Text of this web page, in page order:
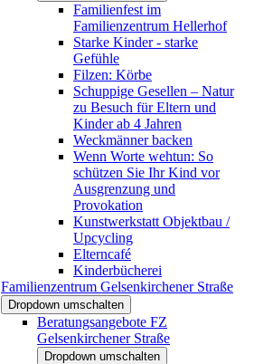
Familienfest im
Familienzentrum Hellerhof
Starke Kinder - starke
Gefühle
Filzen: Körbe
Schuppige Gesellen – Natur
zu Besuch für Eltern und
Kinder ab 4 Jahren
Weckmänner backen
Wenn Worte wehtun: So
schützen Sie Ihr Kind vor
Ausgrenzung und
Provokation
Kunstwerkstatt Objektbau /
Upcycling
Elterncafé
Kinderbücherei
Familienzentrum Gelsenkirchener Straße
Dropdown umschalten
Beratungsangebote FZ
Gelsenkirchener Straße
Dropdown umschalten